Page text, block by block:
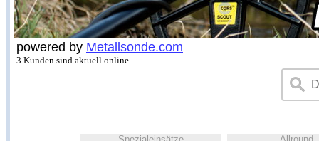
powered by Metallsonde.com
3 Kunden sind aktuell online